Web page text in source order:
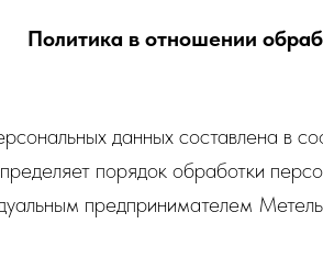
Политика в отношении
данных составлена
порядок обработки
предпринимателем